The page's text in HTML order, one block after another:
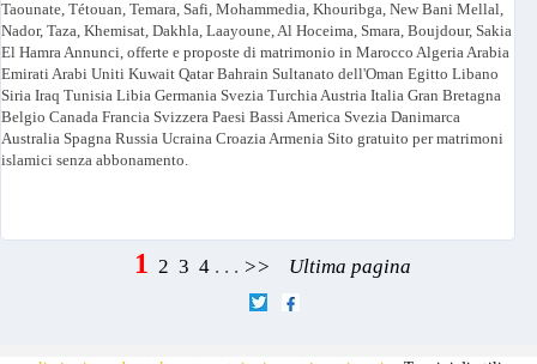
Taounate, Tétouan, Temara, Safi, Mohammedia, Khouribga, New Bani Mellal,
Nador, Taza, Khemisat, Dakhla, Laayoune, Al Hoceima, Smara, Boujdour, Sakia
El Hamra Annunci, offerte e proposte di matrimonio in Marocco Algeria Arabia
Emirati Arabi Uniti Kuwait Qatar Bahrain Sultanato dell'Oman Egitto Libano
Siria Iraq Tunisia Libia Germania Svezia Turchia Austria Italia Gran Bretagna
Belgio Canada Francia Svizzera Paesi Bassi America Svezia Danimarca
Australia Spagna Russia Ucraina Croazia Armenia Sito gratuito per matrimoni
islamici senza abbonamento.
1 2 3 4. . . >> Ultima pagina